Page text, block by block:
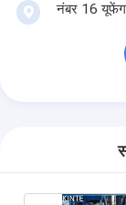
स्वचालित
ASRS रैकिंग
पैलेट कन्वेयर
नंबर 16 यूफेंग